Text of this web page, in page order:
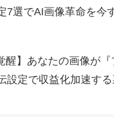
7選でAI画像革命を今
醒】あなたの画像が『
設定で収益化加速す